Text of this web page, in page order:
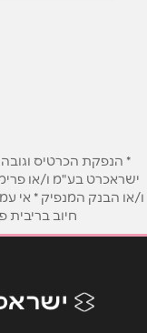
אימייל*
אנא חזרו אלי
* הנפקת הכרטיס
ישראכרט בע"מ ו/או
ו/או הבנק המנפיק * אי
חיוב בריבית